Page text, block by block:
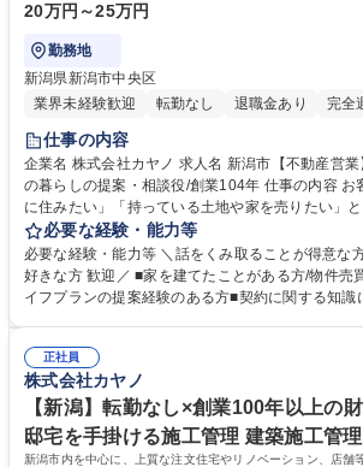
20万円～25万円
勤務地
新潟県新潟市中央区
業界未経験歓迎
転勤なし 退職金あり 完全
仕事の内容
企業名 株式会社カヤノ 求人名 新潟市【不動産営業】未経験歓迎★お客様
の暮らしの提案・相談役/創業104年 仕事の内容 お客様の「こんなところ
に住みたい」「持っている土地や家を売りたい」
ご提案する仕事です。要望に応えられるよう現地の
していきます。書類作成等の仕事から覚えます。 【具体的には】不動産情
報の収集や書類作成、法務局に行って謄本の取得
もらいます。 【入社後の例】＜入社後～半年前後
す。 ＜半年後＞不動産営業としてデビュー※個人
す。経験値によりスタート時期は変わります。 募集職種 新潟市【不動産
営業】未経験歓迎★お客様の暮らしの提案・相談役
必要な経験・能力等
必要な経験・能力等 ＼話をくみ取ることが得意な
好きな方 歓迎／ ■家を建てたことがある方/物件売
イフプランの提案経験のある方■契約に関する知識
ません。代わりに、お客様からより満足していただ
すればいいか、という行動につながる目標を、毎月
ています。お客さまと長くお付き合いができるよ
います。 学歴・資格 学歴：大学院 大学 高専 短大 専修学校 高校 語学力：
資格：第一種運転免許普通自動車 宅地建物取引士
正社員
株式会社カヤノ
【新潟】転勤なし×創業100年以上の
邸宅を手掛ける施工管理 建築施工管理
新潟市内を中心に、上質な注文住宅やリノベーション、店舗